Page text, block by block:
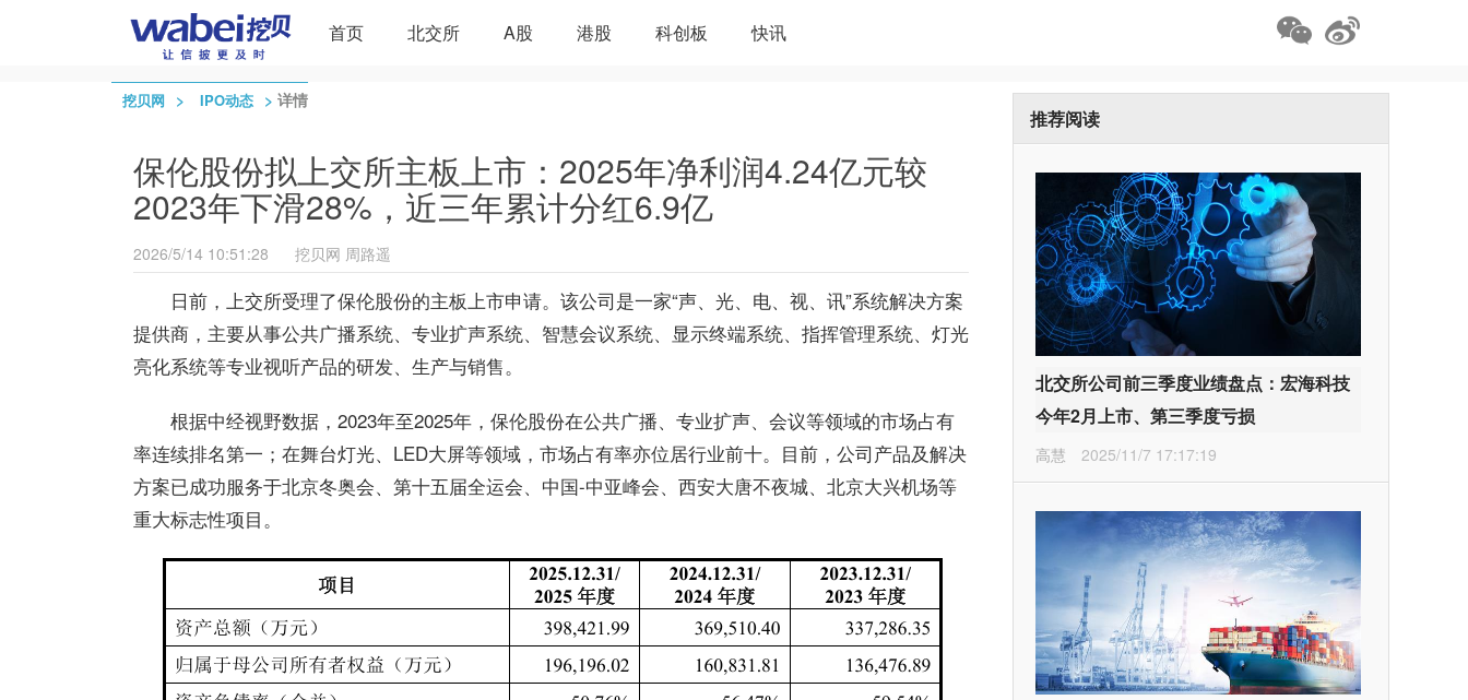
首页 北交所 A股 港股 科创板 快讯
挖贝网 > IPO动态 > 详情
保伦股份拟上交所主板上市：2025年净利润4.24亿元较
2023年下滑28%，近三年累计分红6.9亿
2026/5/14 10:51:28 挖贝网 周路遥
日前，上交所受理了保伦股份的主板上市申请。该公司是一家“声、光、电、视、讯”系统解决方案
提供商，主要从事公共广播系统、专业扩声系统、智慧会议系统、显示终端系统、指挥管理系统、灯光
亮化系统等专业视听产品的研发、生产与销售。
根据中经视野数据，2023年至2025年，保伦股份在公共广播、专业扩声、会议等领域的市场占有
率连续排名第一 ；在舞台灯光、LED大屏等领域，市场占有率亦位居行业前十。目前，公司产品及解决
方案已成功服务于北京冬奥会、第十五届全运会、中国-中亚峰会、西安大唐不夜城、北京大兴机场等
重大标志性项目。
推荐阅读
北交所公司前三季度业绩盘点：宏海科技
今年2月上市、第三季度亏损
高慧 2025/11/7 17:17:19